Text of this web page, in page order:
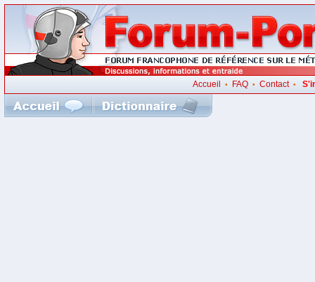
Accueil • FAQ• Contact•